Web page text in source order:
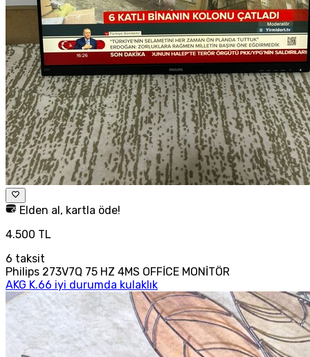
Elden al, kartla öde!
4.500 TL
6 taksit
Philips 273V7Q 75 HZ 4MS OFFİCE MONİTÖR
AKG K.66 iyi durumda kulaklık